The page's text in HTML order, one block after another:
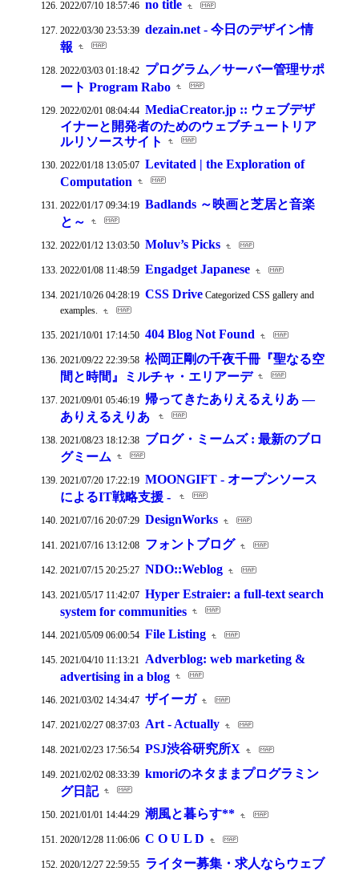
2022/07/10 18:57:46 no title
2022/03/30 23:53:39 dezain.net - 今日のデザイン情
報
2022/03/03 01:18:42 プログラム／サーバー管理サポ
ート Program Rabo
2022/02/01 08:04:44 MediaCreator.jp :: ウェブデザ
イナーと開発者のためのウェブチュートリア
ルリソースサイト
2022/01/18 13:05:07 Levitated | the Exploration of
Computation
2022/01/17 09:34:19 Badlands ～映画と芝居と音楽
と～
2022/01/12 13:03:50 Moluv’s Picks
2022/01/08 11:48:59 Engadget Japanese
2021/10/26 04:28:19 CSS Drive Categorized CSS gallery and
examples.
2021/10/01 17:14:50 404 Blog Not Found
2021/09/22 22:39:58 松岡正剛の千夜千冊『聖なる空
間と時間』ミルチャ・エリアーデ
2021/09/01 05:46:19 帰ってきたありえるえりあ —
ありえるえりあ
2021/08/23 18:12:38 ブログ・ミームズ : 最新のブロ
グミーム
2021/07/20 17:22:19 MOONGIFT - オープンソース
によるIT戦略支援 -
2021/07/16 20:07:29 DesignWorks
2021/07/16 13:12:08 フォントブログ
2021/07/15 20:25:27 NDO::Weblog
2021/05/17 11:42:07 Hyper Estraier: a full-text search
system for communities
2021/05/09 06:00:54 File Listing
2021/04/10 11:13:21 Adverblog: web marketing &
advertising in a blog
2021/03/02 14:34:47 ザイーガ
2021/02/27 08:37:03 Art - Actually
2021/02/23 17:56:54 PSJ渋谷研究所X
2021/02/02 08:33:39 kmoriのネタままプログラミン
グ日記
2021/01/01 14:44:29 潮風と暮らす**
2020/12/28 11:06:06 C O U L D
2020/12/27 22:59:55 ライター募集・求人ならウェブ